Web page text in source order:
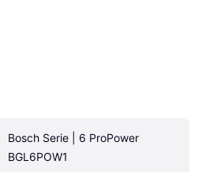
Bosch Serie | 6 ProPower
BGL6POW1